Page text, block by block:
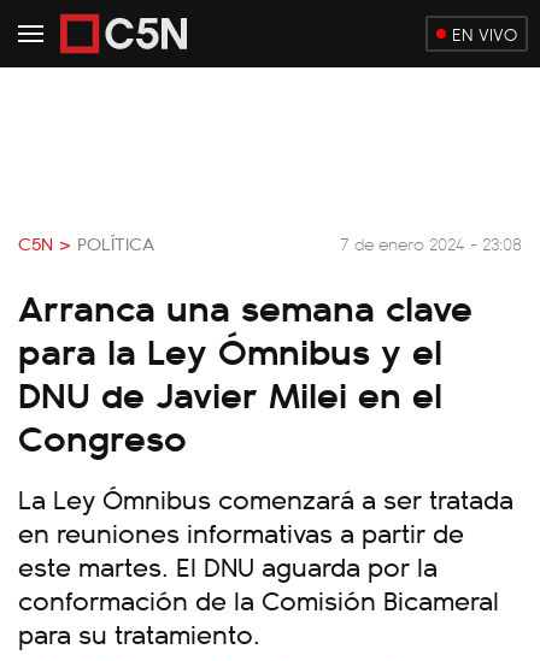
EN VIVO
C5N > POLÍTICA 7 de enero 2024 - 23:08
Arranca una semana clave
para la Ley Ómnibus y el
DNU de Javier Milei en el
Congreso
La Ley Ómnibus comenzará a ser tratada
en reuniones informativas a partir de
este martes. El DNU aguarda por la
conformación de la Comisión Bicameral
para su tratamiento.